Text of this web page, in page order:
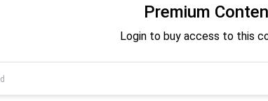
Premium
Login to buy access to this